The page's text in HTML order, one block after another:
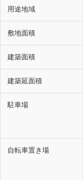
甲南町小公園(徒歩4分
用途地域
敷地面積
建築面積
建築延面積
駐車場
自転車置き場